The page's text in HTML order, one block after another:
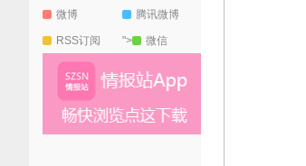
微博 腾讯微博
RSS订阅 "> 微信